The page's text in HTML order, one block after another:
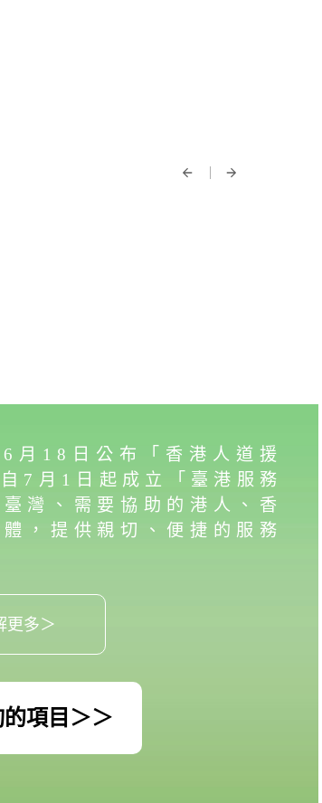
月18日公布「香港人道援
7月1日起成立「臺港服務
灣、需要協助的港人、香
，提供親切、便捷的服務
更多＞
項目＞＞